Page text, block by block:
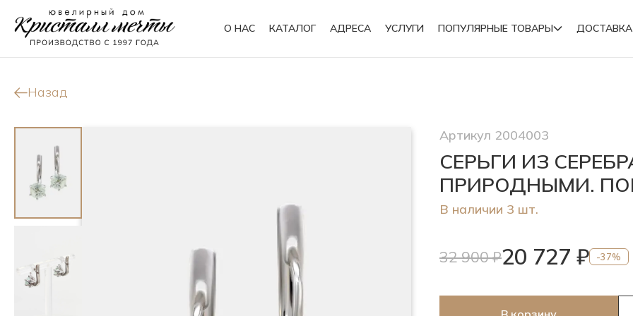
О НАС КАТАЛОГ АДРЕСА УСЛУГИ ПОПУЛЯРНЫЕ ТОВАРЫ ДОСТАВКА
Кольца
Колье Броши
Назад
Артикул 2004003
СЕРЬГИ ИЗ
ПРИРОДНЫМИ.
В наличии 3 шт.
32 900 ₽20 727 ₽ -37%